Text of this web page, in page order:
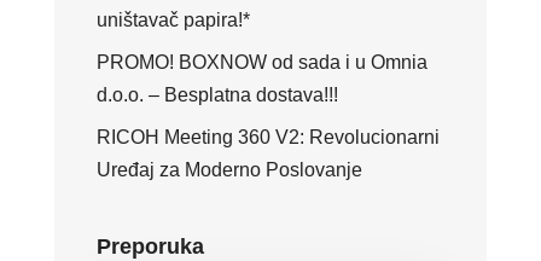
uništavač papira!*
PROMO! BOXNOW od sada i u Omnia
d.o.o. – Besplatna dostava!!!
RICOH Meeting 360 V2: Revolucionarni
Uređaj za Moderno Poslovanje
Preporuka